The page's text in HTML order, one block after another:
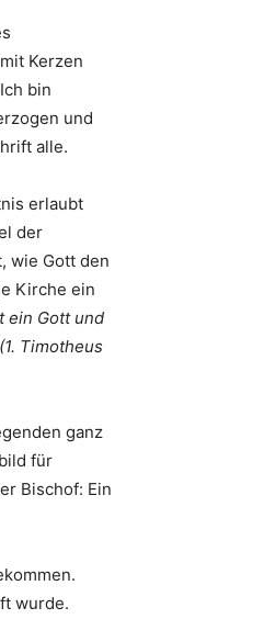
regeln.
Kerzen
bin
und
alle.
erlaubt
der
wie Gott den
Kirche ein
ein Gott und
Timotheus
ganz
für
Bischof: Ein
wurde.